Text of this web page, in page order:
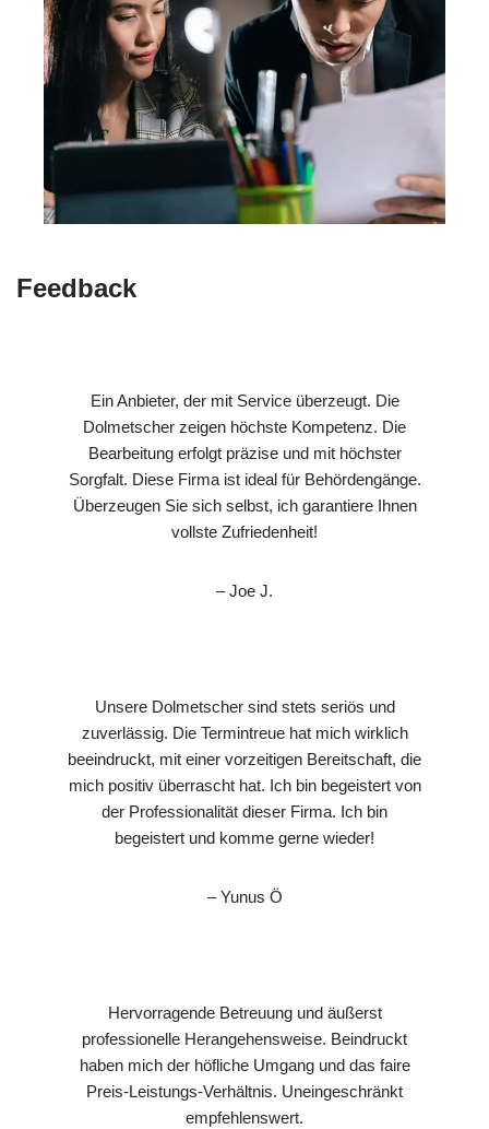
Feedback
Ein Anbieter, der mit Service überzeugt. Die
Dolmetscher zeigen höchste Kompetenz. Die
Bearbeitung erfolgt präzise und mit höchster
Sorgfalt. Diese Firma ist ideal für Behördengänge.
Überzeugen Sie sich selbst, ich garantiere Ihnen
vollste Zufriedenheit!
– Joe J.
Unsere Dolmetscher sind stets seriös und
zuverlässig. Die Termintreue hat mich wirklich
beeindruckt, mit einer vorzeitigen Bereitschaft, die
mich positiv überrascht hat. Ich bin begeistert von
der Professionalität dieser Firma. Ich bin
begeistert und komme gerne wieder!
– Yunus Ö
Hervorragende Betreuung und äußerst
professionelle Herangehensweise. Beindruckt
haben mich der höfliche Umgang und das faire
Preis-Leistungs-Verhältnis. Uneingeschränkt
empfehlenswert.